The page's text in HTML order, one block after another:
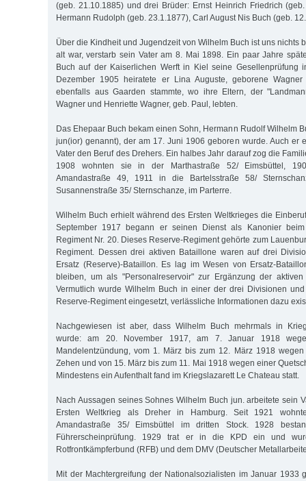
(geb. 21.10.1885) und drei Brüder: Ernst Heinrich Friedrich
Hermann Rudolph (geb. 23.1.1877), Carl August Nis Buch (geb.
Über die Kindheit und Jugendzeit von Wilhelm Buch ist uns nichts
alt war, verstarb sein Vater am 8. Mai 1898. Ein paar Jahre
Buch auf der Kaiserlichen Werft in Kiel seine Gesellenprüfung
Dezember 1905 heiratete er Lina Auguste, geborene
ebenfalls aus Gaarden stammte, wo ihre Eltern, der
Wagner und Henriette Wagner, geb. Paul, lebten.
Das Ehepaar Buch bekam einen Sohn, Hermann Rudolf Wilhelm
jun(ior) genannt), der am 17. Juni 1906 geboren wurde. Auch er
Vater den Beruf des Drehers. Ein halbes Jahr darauf zog die
1908 wohnten sie in der Marthastraße 52/ Eimsbüttel,
Amandastraße 49, 1911 in die Bartelsstraße 58/
Susannenstraße 35/ Sternschanze, im Parterre.
Wilhelm Buch erhielt während des Ersten Weltkrieges die
September 1917 begann er seinen Dienst als Kanonier beim
Regiment Nr. 20. Dieses Reserve-Regiment gehörte zum
Regiment. Dessen drei aktiven Bataillone waren auf drei
Ersatz (Reserve)-Bataillon. Es lag im Wesen von Ersatz-
bleiben, um als "Personalreservoir" zur Ergänzung der
Vermutlich wurde Wilhelm Buch in einer der drei Divisionen
Reserve-Regiment eingesetzt, verlässliche Informationen dazu
Nachgewiesen ist aber, dass Wilhelm Buch mehrmals in
wurde: am 20. November 1917, am 7. Januar 1918
Mandelentzündung, vom 1. März bis zum 12. März 1918
Zehen und von 15. März bis zum 11. Mai 1918 wegen einer
Mindestens ein Aufenthalt fand im Kriegslazarett Le Chateau statt.
Nach Aussagen seines Sohnes Wilhelm Buch jun. arbeitete sein
Ersten Weltkrieg als Dreher in Hamburg. Seit 1921
Amandastraße 35/ Eimsbüttel im dritten Stock. 1928
Führerscheinprüfung. 1929 trat er in die KPD ein und
Rotfrontkämpferbund (RFB) und dem DMV (Deutscher
Mit der Machtergreifung der Nationalsozialisten im Januar 1933